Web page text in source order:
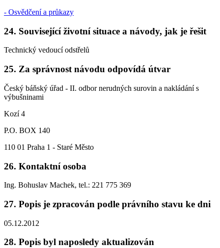
- Osvědčení a průkazy
24. Související životní situace a návody, jak je řešit
Technický vedoucí odstřelů
25. Za správnost návodu odpovídá útvar
Český báňský úřad - II. odbor nerudných surovin a nakládání s
výbušninami
Kozí 4
P.O. BOX 140
110 01 Praha 1 - Staré Město
26. Kontaktní osoba
Ing. Bohuslav Machek, tel.: 221 775 369
27. Popis je zpracován podle právního stavu ke dni
05.12.2012
28. Popis byl naposledy aktualizován